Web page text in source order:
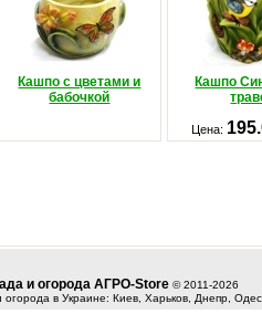
Кашпо с цветами и
бабочкой
Кашпо
Цена:
и огорода АГРО-Store © 2011-2026
в Украине: Киев, Харьков, Днепр,